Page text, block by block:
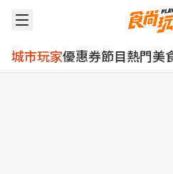
城市玩家優惠券節目熱門美